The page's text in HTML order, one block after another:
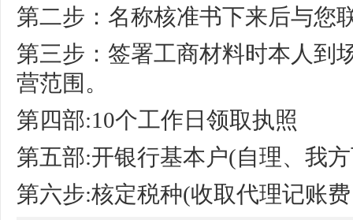
第二步：名称核准书下来后与您
第三步：签署工商材料时本人到
营范围。
第四部:10个工作日领取执照
第五部:开银行基本户(自理、我
第六步:核定税种(收取代理记账